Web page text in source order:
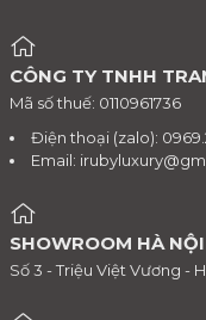
CÔNG TY TNHH
Mã số thuế: 0110961736
Điện thoại (zalo):
Email:
SHOWROOM HÀ NỘI
Số 3 - Triệu Việt Vương -